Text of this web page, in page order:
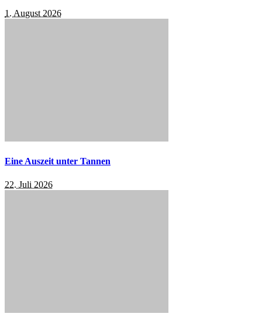
1. August 2026
Eine Auszeit unter Tannen
22. Juli 2026